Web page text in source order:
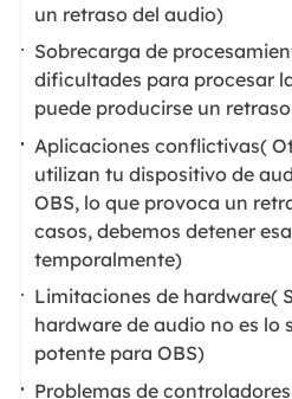
un retraso del audio)
Sobrecarga de
dificultades para procesar
puede producirse un
Aplicaciones conflictivas(
utilizan tu dispositivo de
OBS, lo que provoca un
casos, debemos detener
temporalmente)
Limitaciones de hardware(
hardware de audio no es lo
potente para OBS)
Problemas de